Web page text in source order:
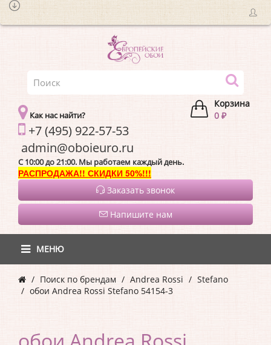
Корзина
0 ₽
Как нас найти?
+7 (495) 922-57-53
C 10:00 до 21:00. Мы работаем каждый день.
РАСПРОДАЖА!! СКИДКИ 50%!!!
Заказать звонок
Напишите нам
МЕНЮ
Поиск по брендам Andrea Rossi
Stefano
обои Andrea Rossi Stefano 54154-3